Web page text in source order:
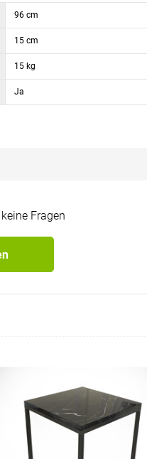
96 cm
15 cm
15 kg
Ja
Fragen